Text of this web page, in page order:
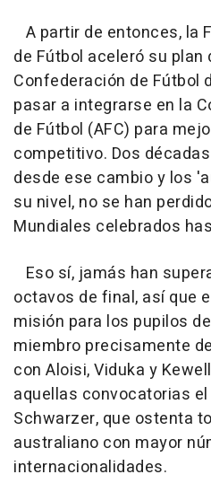
A partir de entonces, la
de Fútbol aceleró su plan
Confederación de Fútbol
pasar a integrarse en la
de Fútbol (AFC) para
competitivo. Dos
desde ese cambio y los
su nivel, no se han
Mundiales celebrados
Eso sí, jamás han
octavos de final, así que
misión para los pupilos
miembro precisamente
con Aloisi, Viduka y
aquellas convocatorias
Schwarzer, que ostenta
australiano con mayor
internacionalidades.